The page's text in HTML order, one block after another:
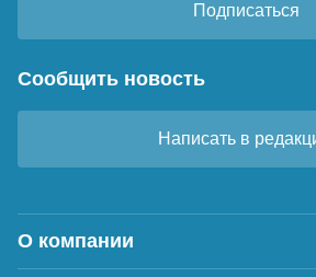
Подписаться
Сообщить новость
Написать в
О компании